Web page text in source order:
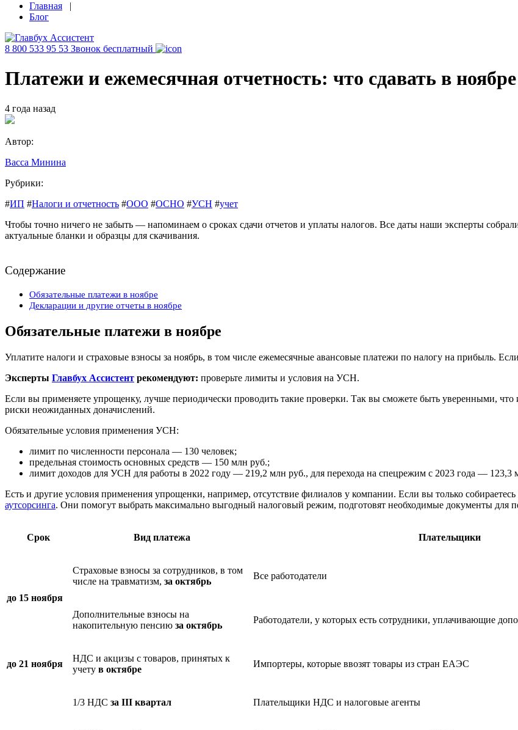
Главная |
Блог
8 800 533 95 53 Звонок бесплатный
Платежи и ежемесячная отчетность: что сдавать в
4 года назад
Автор:
Васса Минина
Рубрики:
#ИП #Налоги и отчетность #ООО #ОСНО #УСН #учет
Чтобы точно ничего не забыть — напоминаем о сроках сдачи отчетов и уплаты налогов. Все даты наши эксперты
актуальные бланки и образцы для скачивания.
Содержание
Обязательные платежи в ноябре
Декларации и другие отчеты в ноябре
Обязательные платежи в ноябре
Уплатите налоги и страховые взносы за ноябрь, в том числе ежемесячные авансовые платежи по налогу на прибыль.
Эксперты Главбух Ассистент рекомендуют: проверьте лимиты и условия на УСН.
Если вы применяете упрощенку, лучше периодически проводить такие проверки. Так вы сможете быть уверенными, что
риски неожиданных доначислений.
Обязательные условия применения УСН:
лимит по численности персонала — 130 человек;
предельная стоимость основных средств — 150 млн руб.;
лимит доходов для УСН для работы в 2022 году — 219,2 млн руб., для перехода на спецрежим с 2023 года — 123,3
Есть и другие условия применения упрощенки, например, отсутствие филиалов у компании. Если вы только
аутсорсинга. Они помогут выбрать максимально выгодный налоговый режим, подготовят необходимые документы для
Срок Вид платежа Плательщики
до 15 ноября
Страховые взносы за сотрудников, в том
числе на травматизм, за октябрь
Все работодатели
Дополнительные взносы на
накопительную пенсию за октябрь
Работодатели, у которых есть сотрудники, уплачивающие
до 21 ноября
НДС и акцизы с товаров, принятых к
учету в октябре
Импортеры, которые ввозят товары из стран ЕАЭС
1/3 НДС за III квартал Плательщики НДС и налоговые агенты